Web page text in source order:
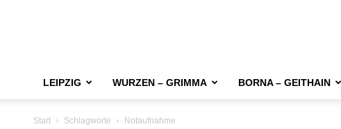
LEIPZIG WURZEN – GRIMMA BORNA – GEITHAIN
Start Schlagworte Notaufnahme